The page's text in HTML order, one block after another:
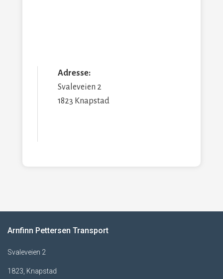
Adresse:
Svaleveien 2
1823 Knapstad
Arnfinn Pettersen Transport
Svaleveien 2
1823, Knapstad